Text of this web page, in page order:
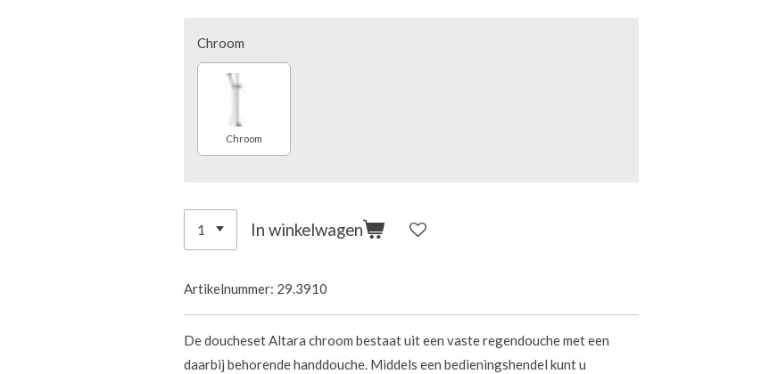
Chroom
Chroom
In winkelwagen
Artikelnummer: 29.3910
De doucheset Altara chroom bestaat uit een vaste regendouche met een
daarbij behorende handdouche. Middels een bedieningshendel kunt u